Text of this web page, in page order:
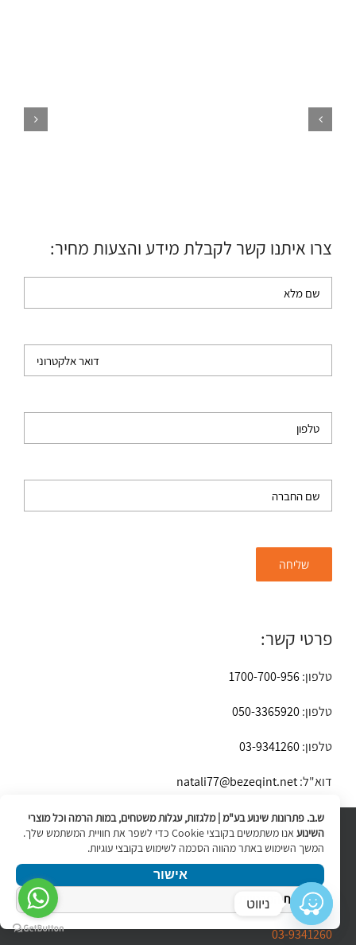
צרו איתנו קשר לקבלת מידע והצעות מחיר:
פרטי קשר:
טלפון:1700-700-956
טלפון:050-3365920
טלפון:03-9341260
דוא"ל:natali77@bezeqint.net
050-3365920
1700-700-956
03-9341260
ש.ב. פתרונות שינוע בע"מ | מלגזות, עגלות משטחים, במות הרמה וכל מוצרי
השינוע
אנו משתמשים בקובצי Cookie כדי לשפר את חוויית המשתמש שלך.
המשך השימוש באתר מהווה הסכמה לשימוש בקובצי עוגיות.
אישור
מדיניות הפרטיות
ניווט